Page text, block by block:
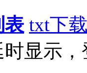
表 txt下
显示